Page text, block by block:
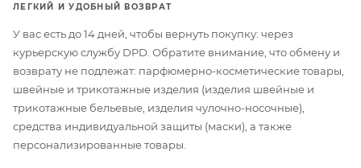
ЛЕГКИЙ И УДОБНЫЙ ВОЗВРАТ
У вас есть до 14 дней, чтобы вернуть покупку: через
курьерскую службу DPD. Обратите внимание, что обмену и
возврату не подлежат: парфюмерно-косметические товары,
швейные и трикотажные изделия (изделия швейные и
трикотажные бельевые, изделия чулочно-носочные),
средства индивидуальной защиты (маски), а также
персонализированные товары.